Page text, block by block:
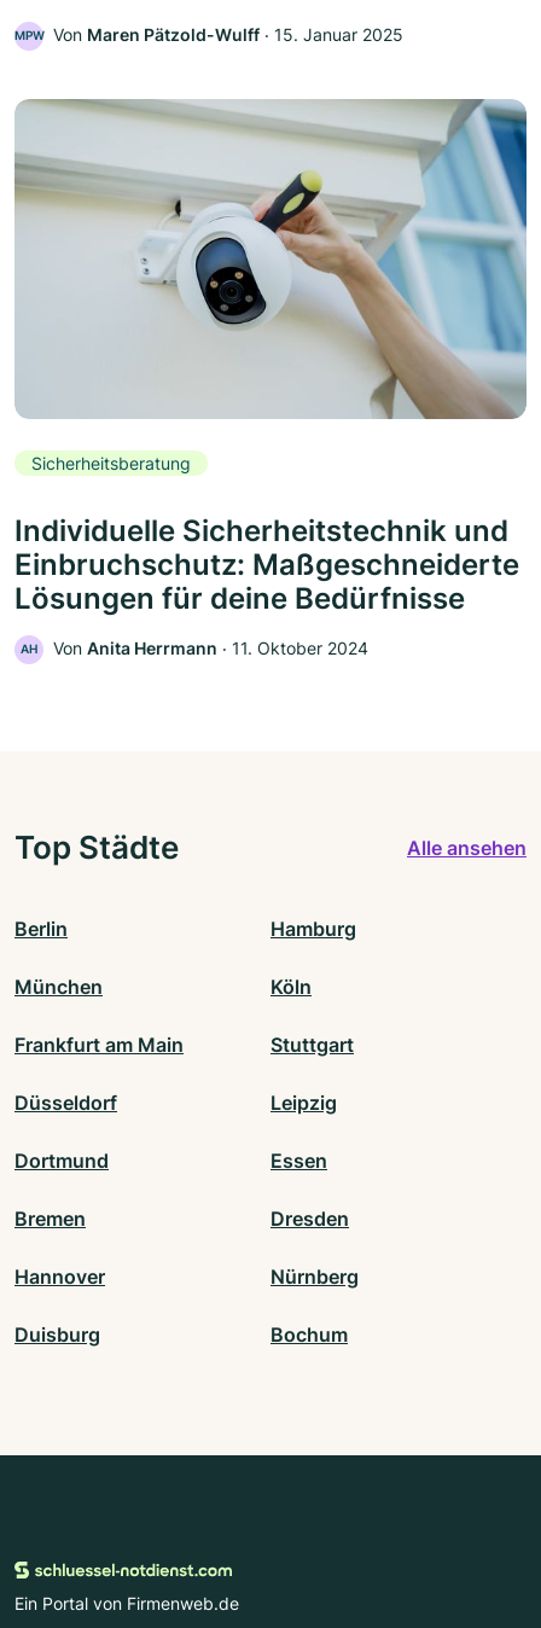
MPW Von Maren Pätzold-Wulff ‧ 15. Januar 2025
Sicherheitsberatung
Individuelle Sicherheitstechnik und
Einbruchschutz: Maßgeschneiderte
Lösungen für deine Bedürfnisse
AH Von Anita Herrmann ‧ 11. Oktober 2024
Top Städte Alle ansehen
Berlin Hamburg
München Köln
Frankfurt am Main Stuttgart
Düsseldorf Leipzig
Dortmund Essen
Bremen Dresden
Hannover Nürnberg
Duisburg Bochum
Ein Portal von Firmenweb.de